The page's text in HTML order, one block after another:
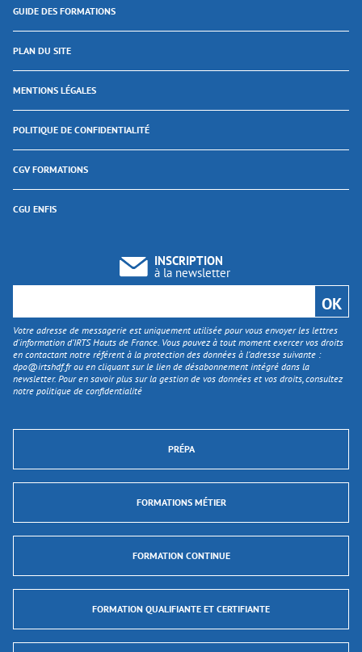
GUIDE DES FORMATIONS
PLAN DU SITE
MENTIONS LÉGALES
POLITIQUE DE CONFIDENTIALITÉ
CGV FORMATIONS
CGU ENFIS
INSCRIPTION
à la newsletter
Votre adresse de messagerie est uniquement utilisée pour vous envoyer les lettres
d'information d’IRTS Hauts de France. Vous pouvez à tout moment exercer vos droits
en contactant notre référent à la protection des données à l’adresse suivante :
dpo@irtshdf.frou en cliquant sur le lien de désabonnement intégré dans la
newsletter. Pour en savoir plus sur la gestion de vos données et vos droits, consultez
notre politique de confidentialité
PRÉPA
FORMATIONS MÉTIER
FORMATION CONTINUE
FORMATION QUALIFIANTE ET CERTIFIANTE